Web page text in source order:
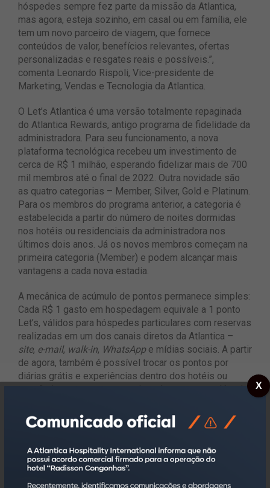
hóspedes sempre fez parte da missão da Atlantica,
mas agora, esteja sozinho, em casal ou em família, ele
tem um novo parceiro de viagem, que fornece
conteúdos de valor, benefícios relevantes, ofertas
personalizadas e resgates reais e possíveis.”,
comenta Leonardo Rispoli, Vice-presidente de
Marketing, Vendas e Tecnologia da Atlantica.
O Let’s Atlantica é uma versão totalmente repaginada
do Atlantica Rewards, antigo programa de fidelidade da
administradora. Para seu funcionamento, a nova
plataforma tecnológica recebeu um investimento de
cerca de R$ 1 milhão, esperando fidelizar mais de 700
mil membros até o final de 2022. Outra novidade são
as quatro categorias – Member, Silver, Gold e Platinum.
Para os membros do programa anterior, a categoria é
estabelecida a partir do número de noites dormidas
nos hotéis ou residenciais da administradora nos
últimos dois anos. Já os novos membros começam na
primeira categoria (Member) e podem alcançar mais
vantagens a cada nova estadia.
A mecânica de acúmulo de pontos permanece simples:
Cada R$ 1 gasto em hospedagem equivale a 1 ponto
Let’s, válidos para hóspedes particulares com reservas
realizadas em um dos canais diretos da Atlantica –
site, e-mail, walk-in, WhatsAppe mídias sociais. A partir
de agora, também é possível trocar os pontos por
diárias grátis e experiências dentro dos hotéis ou
transferir pontos entre parceiros do programa, além de
early check-in,late checkout eupgrade
de categoria de
quarto.
“O Let’s Atlantica é a nossa estratégia para incremento
de vendas diretas. Nosso hóspede escolhe a Atlantica
e o recompensamos com pontos, assim ele sempre
X